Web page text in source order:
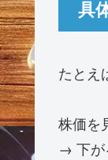
具
たとえ
株価を
→ 下が